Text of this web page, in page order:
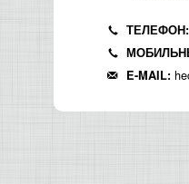
ТЕЛЕФОН:
E-MAIL: